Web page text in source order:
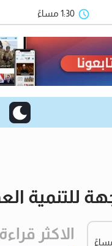
1:30 مساءً
للتنمية
الاكثر قراءة